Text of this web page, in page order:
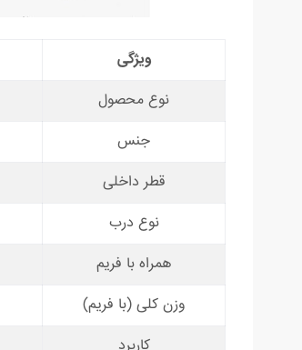
ویژگی
نوع محصول
جنس
قطر داخلی
نوع درب
همراه با فریم
وزن کلی (با فریم)